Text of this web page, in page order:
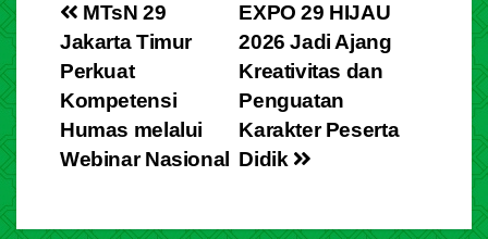
EXPO 29 HIJAU
2026 Jadi Ajang
Kreativitas dan
Penguatan
Karakter Peserta
Didik
MTsN 29
Jakarta Timur
Perkuat
Kompetensi
Humas melalui
Webinar Nasional